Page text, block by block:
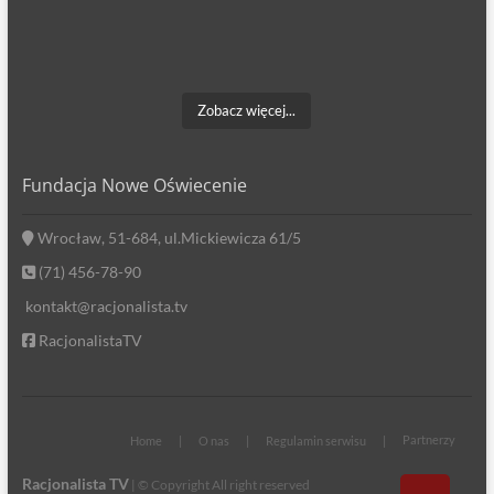
Zobacz więcej...
Fundacja Nowe Oświecenie
Wrocław, 51-684, ul.Mickiewicza 61/5
(71) 456-78-90
kontakt@racjonalista.tv
RacjonalistaTV
Home O nas Regulamin serwisu Partnerzy
Racjonalista TV| © Copyright All right reserved